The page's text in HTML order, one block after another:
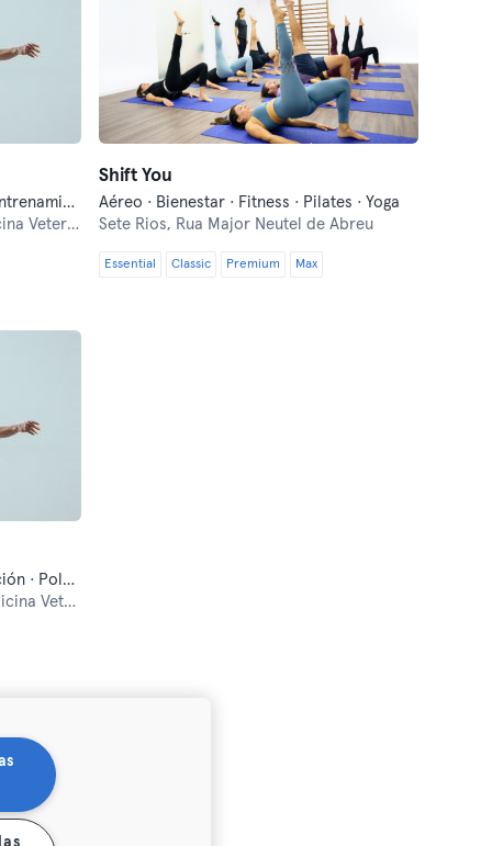
Aéreo · Crosstraining · Danza · Entrenamiento funcional · Fitness · Pilates · Pole dance · Yoga
15
Shift You
Aéreo · Bienestar · Fitness · Pilates · Yoga
Sete Rios, Rua Major Neutel de Abreu
Essential Classic Premium Max
Aéreo · Danza · Fitness · Meditación · Pole dance · Yoga